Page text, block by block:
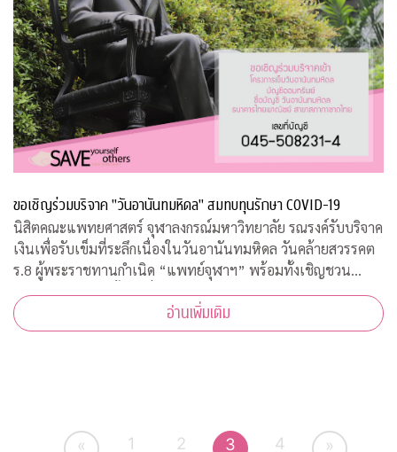
ขอเชิญร่วมบริจาค "วันอานันทมหิดล" สมทบทุนรักษา COVID-19
นิสิตคณะแพทยศาสตร์ จุฬาลงกรณ์มหาวิทยาลัย รณรงค์รับบริจาค
เงินเพื่อรับเข็มที่ระลึกเนื่องในวันอานันทมหิดล วันคล้ายสวรรคต
ร.8 ผู้พระราชทานกำเนิด “แพทย์จุฬาฯ” พร้อมทั้งเชิญชวน
ประชาชนสั่งจองเสื้อยืดที่ระลึก รายได้สมทบทุนโครงการป้องกัน
และรักษา COVID-19
อ่านเพิ่มเติม
« 1 2 3 4 »